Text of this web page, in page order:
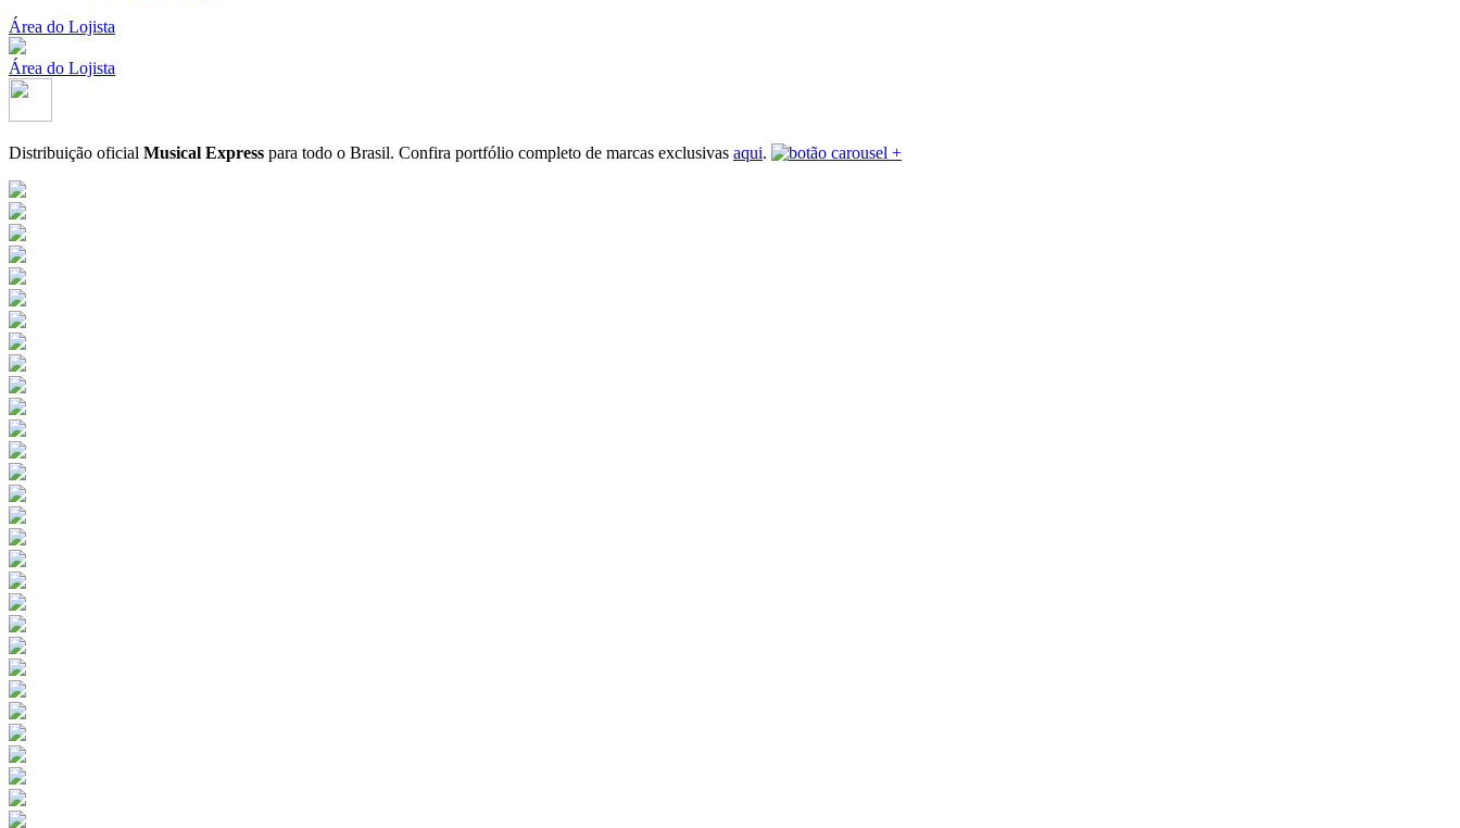
Área do Lojista
Área do Lojista
Distribuição oficial Musical Express para todo o Brasil. Confira portfólio completo de marcas exclusivas aqui.